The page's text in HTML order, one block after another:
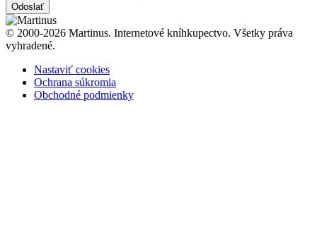
Odoslať
© 2000-2026 Martinus. Internetové kníhkupectvo. Všetky práva
vyhradené.
Nastaviť cookies
Ochrana súkromia
Obchodné podmienky